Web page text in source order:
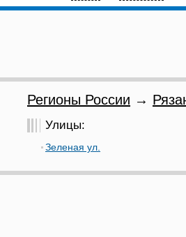
Регионы России →
Улицы:
Зеленая ул.